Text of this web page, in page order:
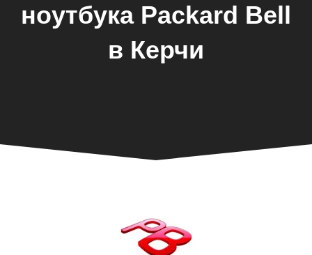
ноутбука Packard Bell
в Керчи